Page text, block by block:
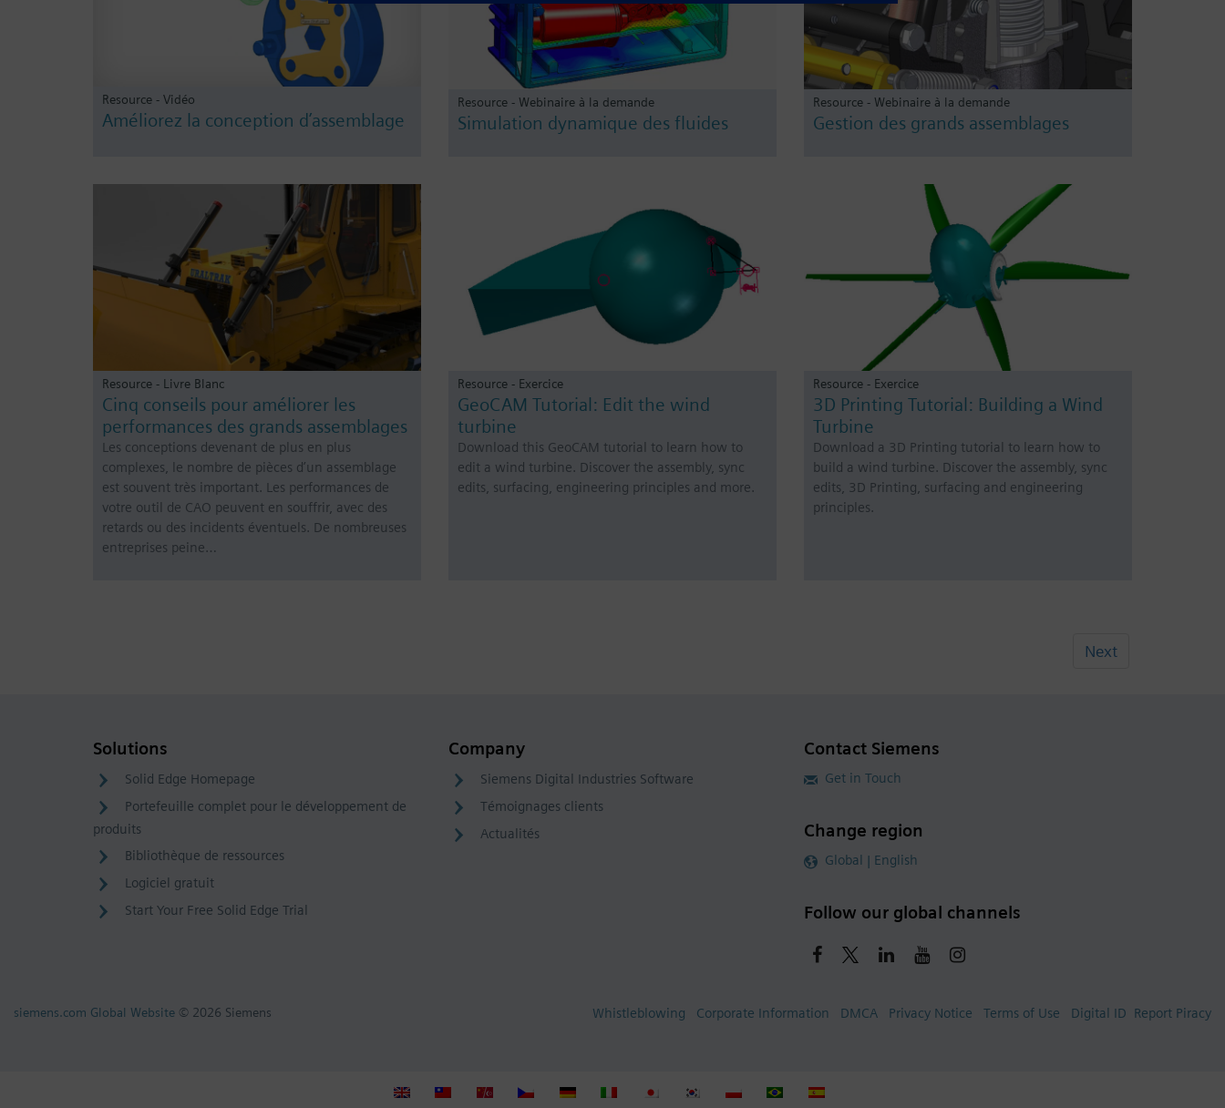
Resource - Vidéo
Améliorez la conception d’assemblage
Resource - Webinaire à la demande
Simulation dynamique des fluides
Resource - Webinaire à la demande
Gestion des grands assemblages
Resource - Livre Blanc
Cinq conseils pour améliorer les
performances des grands assemblages
Les conceptions devenant de plus en plus
complexes, le nombre de pièces d’un assemblage
est souvent très important. Les performances de
votre outil de CAO peuvent en souffrir, avec des
retards ou des incidents éventuels. De nombreuses
entreprises peine…
Resource - Exercice
GeoCAM Tutorial: Edit the wind
turbine
Download this GeoCAM tutorial to learn how to
edit a wind turbine. Discover the assembly, sync
edits, surfacing, engineering principles and more.
Resource - Exercice
3D Printing Tutorial: Building a Wind
Turbine
Download a 3D Printing tutorial to learn how to
build a wind turbine. Discover the assembly, sync
edits, 3D Printing, surfacing and engineering
principles.
Next
Solutions
Solid Edge Homepage
Portefeuille complet pour le développement de
produits
Bibliothèque de ressources
Logiciel gratuit
Start Your Free Solid Edge Trial
Company
Siemens Digital Industries Software
Témoignages clients
Actualités
Contact Siemens
Get in Touch
Change region
Global | English
Follow our global channels
siemens.com Global Website © 2026 Siemens Whistleblowing Corporate Information DMCA Privacy Notice Terms of Use Digital ID Report Piracy